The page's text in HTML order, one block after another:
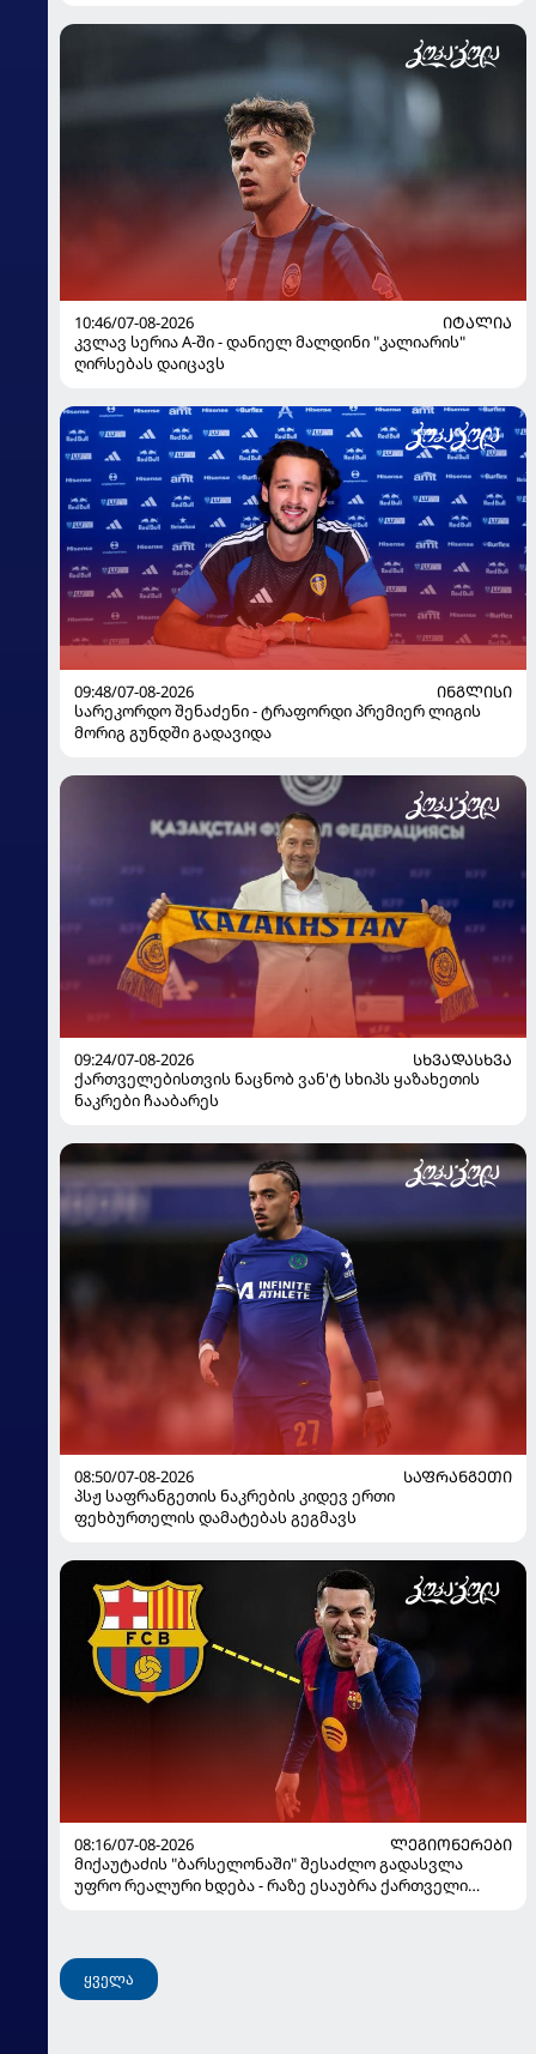
10:46/07-08-2026
ᲘᲢᲐᲚᲘᲐ
კვლავ სერია A-ში - დანიელ მალდინი "კალიარის"
ღირსებას დაიცავს
09:48/07-08-2026
ᲘᲜᲒᲚᲘᲡᲘ
სარეკორდო შენაძენი - ტრაფორდი პრემიერ ლიგის
მორიგ გუნდში გადავიდა
09:24/07-08-2026
ᲡᲮᲕᲐᲓᲐᲡᲮᲕᲐ
ქართველებისთვის ნაცნობ ვან'ტ სხიპს ყაზახეთის
ნაკრები ჩააბარეს
08:50/07-08-2026
ᲡᲐᲤᲠᲐᲜᲒᲔᲗᲘ
პსჟ საფრანგეთის ნაკრების კიდევ ერთი
ფეხბურთელის დამატებას გეგმავს
08:16/07-08-2026
ᲚᲔᲒᲘᲝᲜᲔᲠᲔᲑᲘ
მიქაუტაძის "ბარსელონაში" შესაძლო გადასვლა
უფრო რეალური ხდება - რაზე ესაუბრა ქართველი
ყველა